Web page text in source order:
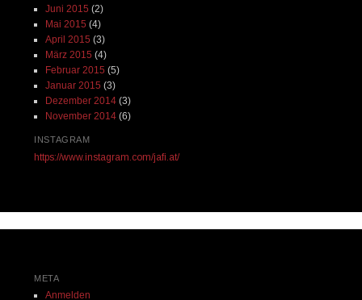
Juni 2015 (2)
Mai 2015 (4)
April 2015 (3)
März 2015 (4)
Februar 2015 (5)
Januar 2015 (3)
Dezember 2014(3)
November 2014(6)
INSTAGRAM
https://www.instagram.com/jafi.at/
META
Anmelden